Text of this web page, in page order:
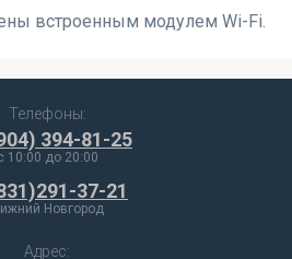
встроенным модулем Wi-Fi.
Телефоны:
394-81-25
10:00 до 20:00
37-21
Новгород
Адрес: